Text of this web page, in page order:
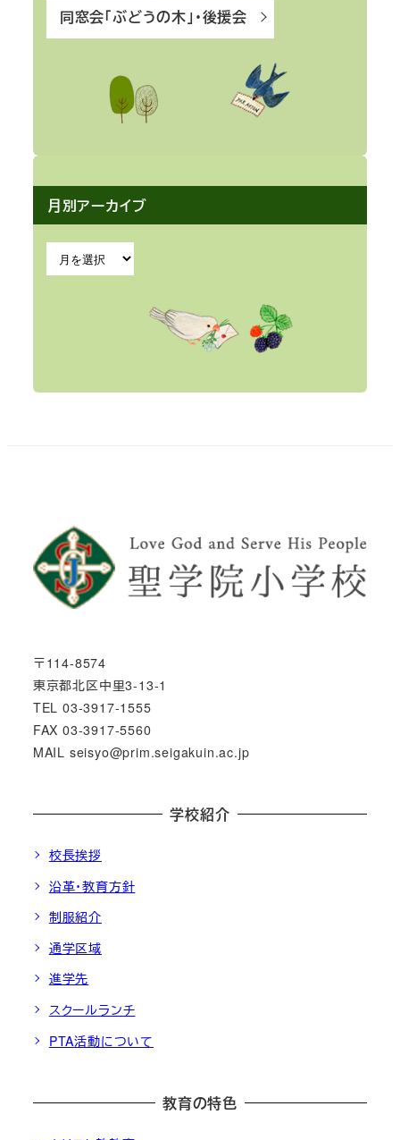
同窓会「ぶどうの木」・後援会
月別アーカイブ
〒114-8574
東京都北区中里3-13-1
TEL 03-3917-1555
FAX 03-3917-5560
MAIL seisyo@prim.seigakuin.ac.jp
学校紹介
校長挨拶
沿革・教育方針
制服紹介
通学区域
進学先
スクールランチ
PTA活動について
教育の特色